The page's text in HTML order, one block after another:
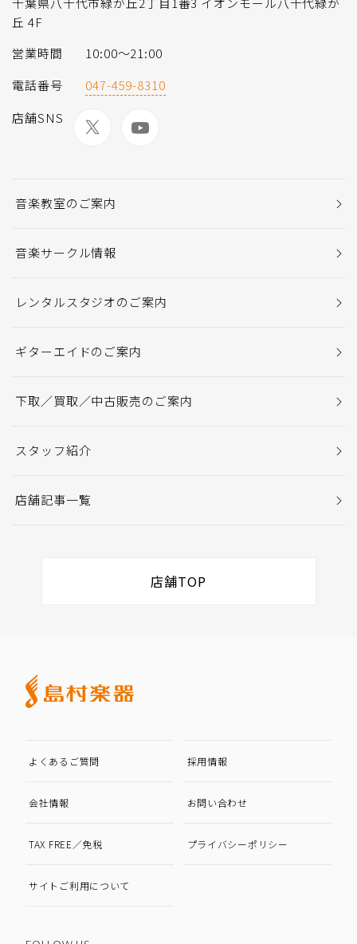
丘 4F
営業時間
10:00～21:00
電話番号
047-459-8310
店舗SNS
音楽教室のご案内
音楽サークル情報
レンタルスタジオのご案内
ギターエイドのご案内
下取／買取／中古販売のご案内
スタッフ紹介
店舗記事一覧
店舗TOP
よくあるご質問 採用情報
会社情報 お問い合わせ
TAX FREE／免税 プライバシーポリシー
サイトご利用について